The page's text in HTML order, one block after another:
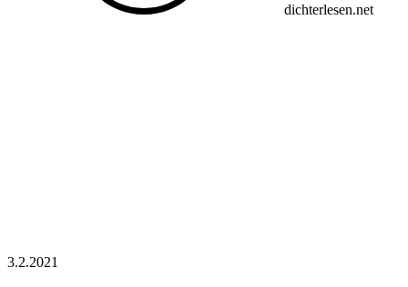
dichterlesen.net
3.2.2021